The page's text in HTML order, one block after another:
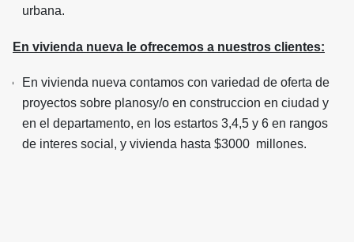
urbana.
En vivienda nueva le ofrecemos a nuestros clientes:
En vivienda nueva contamos con variedad de oferta de
proyectos sobre planosy/o en construccion en ciudad y
en el departamento, en los estartos 3,4,5 y 6 en rangos
de interes social, y vivienda hasta $3000 millones.